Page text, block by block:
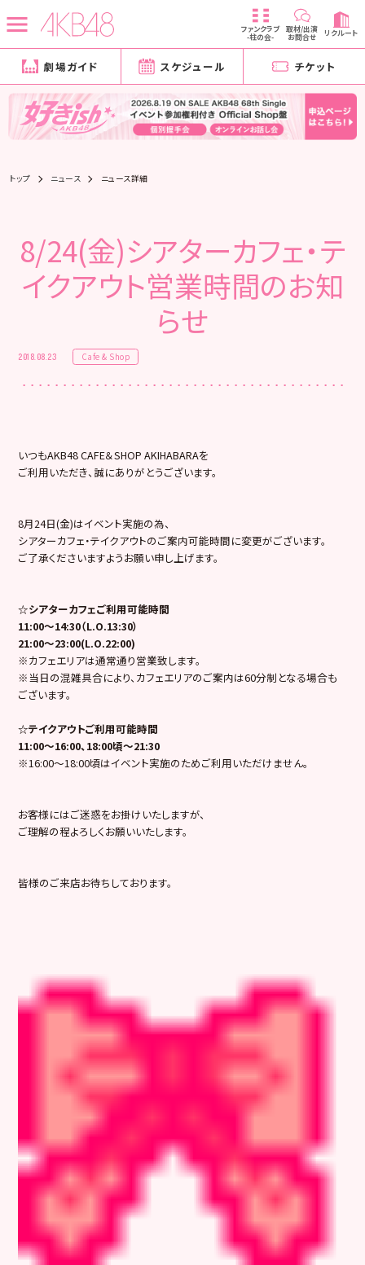
ファンクラブ
-柱の会-
取材/出演
お問合せ リクルート
劇場ガイド スケジュール チケット
トップ ニュース ニュース詳細
8/24(金)シアターカフェ・テ
イクアウト営業時間のお知
らせ
2018.08.23 Cafe & Shop
いつもAKB48 CAFE＆SHOP AKIHABARAを
ご利用いただき、誠にありがとうございます。
8月24日(金)はイベント実施の為、
シアターカフェ・テイクアウトのご案内可能時間に変更がございます。
ご了承くださいますようお願い申し上げます。
☆シアターカフェご利用可能時間
11:00～14:30（L.O.13:30）
21:00～23:00(L.O.22:00)
※カフェエリアは通常通り営業致します。
※当日の混雑具合により、カフェエリアのご案内は60分制となる場合も
ございます。
☆テイクアウトご利用可能時間
11:00～16:00、18:00頃～21:30
※16:00～18:00頃はイベント実施のためご利用いただけません。
お客様にはご迷惑をお掛けいたしますが、
ご理解の程よろしくお願いいたします。
皆様のご来店お待ちしております。